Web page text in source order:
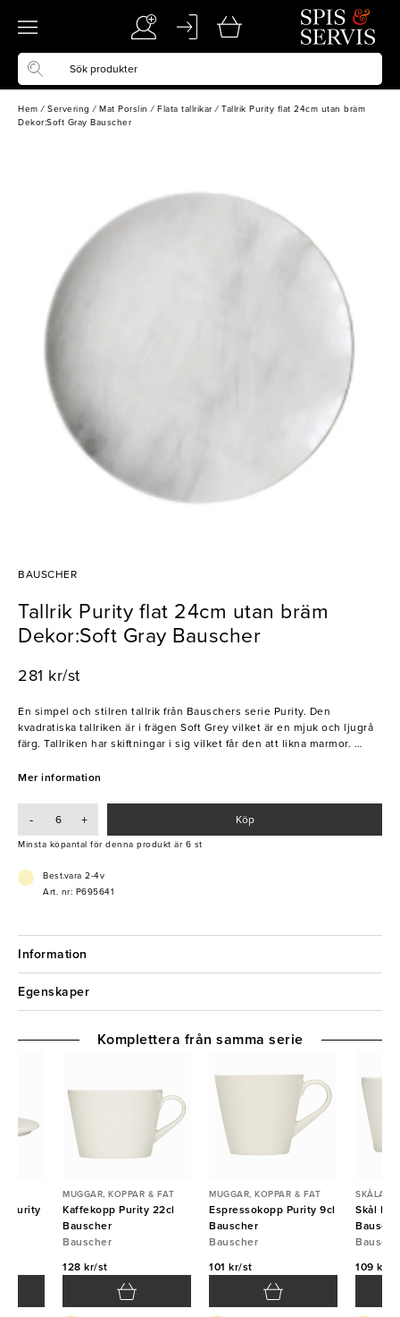
Hem / Servering / Mat Porslin / Flata tallrikar / Tallrik Purity flat 24cm utan bräm
Dekor:Soft Gray Bauscher
BAUSCHER
Tallrik Purity flat 24cm utan bräm
Dekor:Soft Gray Bauscher
281 kr/st
En simpel och stilren tallrik från Bauschers serie Purity. Den
kvadratiska tallriken är i frägen Soft Grey vilket är en mjuk och ljugrå
färg. Tallriken har skiftningar i sig vilket får den att likna marmor.
- Porslin
Mer information
- + Köp
Minsta köpantal för denna produkt är 6 st
Best.vara 2-4v
Art. nr: P695641
Information
Egenskaper
Purity
MUGGAR, KOPPAR & FAT
Kaffekopp Purity 22cl
Bauscher
Bauscher
128 kr/st
MUGGAR, KOPPAR & FAT
Espressokopp Purity 9cl
Bauscher
Bauscher
101 kr/st
SKÅLAR
Skål
109 kr/st
Komplettera från samma serie